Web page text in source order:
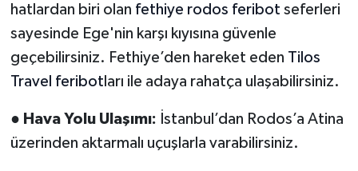
hatlardan biri olan fethiye rodos feribot seferleri
sayesinde Ege'nin karşı kıyısına güvenle
geçebilirsiniz. Fethiye’den hareket eden Tilos
Travel feribot ları ile adaya rahatça ulaşabilirsiniz.
● Hava Yolu Ulaşımı: İstanbul’dan Rodos’a Atina
üzerinden aktarmalı uçuşlarla varabilirsiniz.